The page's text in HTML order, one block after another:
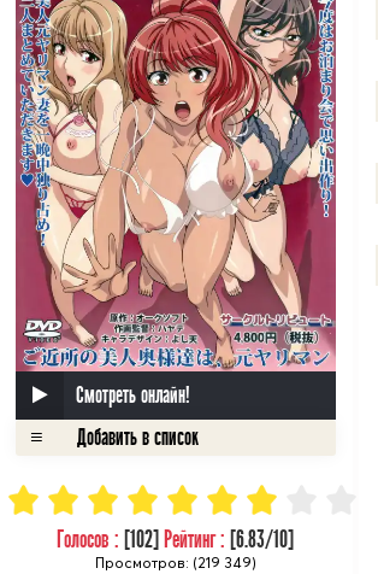
Смотреть онлайн!
Голосов : [102] Рейтинг : [6.83/10]
Просмотров: (219 349)